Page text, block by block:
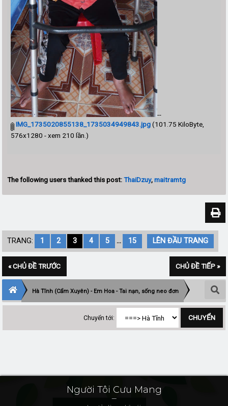
--
IMG_1735020855138_1735034949843.jpg(101.75 KiloByte,
576x1280 - xem 210 lần.)
The following users thanked this post:ThaiDzuy,maitramtg
TRANG: 1 2 3 4 5 ... 15 LÊN ĐẦU TRANG
« CHỦ ĐỀ TRƯỚC CHỦ ĐỀ TIẾP »
Hà Tĩnh (Cẩm Xuyên) - Em Hoa - Tai nạn, sống neo đơn
Chuyển tới:
Người Tôi Cưu Mang